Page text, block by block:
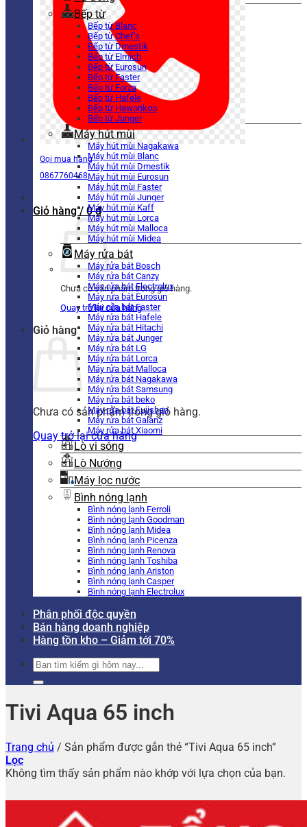
Gọi mua hàng
0867760468
Giỏ hàng / 0₫
Chưa có sản phẩm trong giỏ hàng.
Quay trở lại cửa hàng
Giỏ hàng
Chưa có sản phẩm trong giỏ hàng.
Quay trở lại cửa hàng
Bếp từ
Bếp từ Blanc
Bếp từ Chef’s
Bếp từ Dmestik
Bếp từ Elmich
Bếp từ Eurosun
Bếp từ Faster
Bếp từ Forza
Bếp từ Hafele
Bếp từ Hawonkoo
Bếp từ Junger
Máy hút mùi
Máy hút mùi Nagakawa
Máy hút mùi Blanc
Máy hút mùi Dmestik
Máy hút mùi Eurosun
Máy hút mùi Faster
Máy hút mùi Junger
Máy hút mùi Kaff
Máy hút mùi Lorca
Máy hút mùi Malloca
Máy hút mùi Midea
Máy rửa bát
Máy rửa bát Bosch
Máy rửa bát Canzy
Máy rửa bát Electrolux
Máy rửa bát Eurosun
Máy rửa bát Faster
Máy rửa bát Hafele
Máy rửa bát Hitachi
Máy rửa bát Junger
Máy rửa bát LG
Máy rửa bát Lorca
Máy rửa bát Malloca
Máy rửa bát Nagakawa
Máy rửa bát Samsung
Máy rửa bát beko
Máy rửa bát Fujishan
Máy rửa bát Galanz
Máy rửa bát Xiaomi
Lò vi sóng
Lò Nướng
Máy lọc nước
Bình nóng lạnh
Bình nóng lạnh Ferroli
Bình nóng lạnh Goodman
Bình nóng lạnh Midea
Bình nóng lạnh Picenza
Bình nóng lạnh Renova
Bình nóng lạnh Toshiba
Bình nóng lạnh Ariston
Bình nóng lạnh Casper
Bình nóng lạnh Electrolux
Phân phối độc quyền
Bán hàng doanh nghiệp
Hàng tồn kho – Giảm tới 70%
Tìm
kiếm:
Tivi Aqua 65 inch
Trang chủ / Sản phẩm được gắn thẻ “Tivi Aqua 65 inch”
Lọc
Không tìm thấy sản phẩm nào khớp với lựa chọn của bạn.